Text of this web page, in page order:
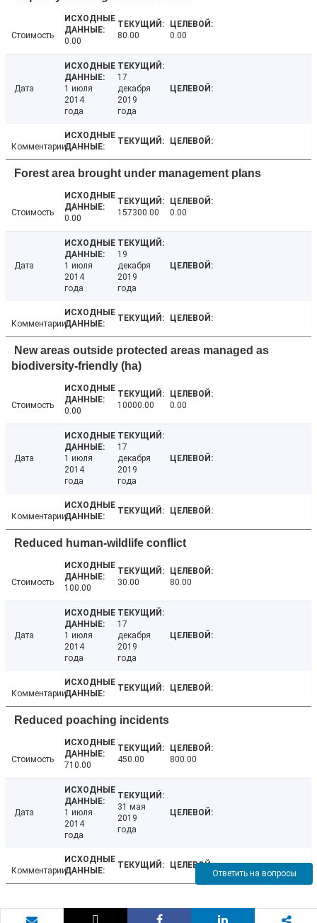
Стоимость
0.00
80.00 0.00
Дата
1 июля
2014
года
17
декабря
2019
года
Комментарии
Forest area brought under management plans
Стоимость
0.00
157300.00 0.00
Дата
1 июля
2014
года
19
декабря
2019
года
Комментарии
New areas outside protected areas managed as
biodiversity-friendly (ha)
Стоимость
0.00
10000.00 0.00
Дата
1 июля
2014
года
17
декабря
2019
года
Комментарии
Reduced human-wildlife conflict
Стоимость
100.00
30.00 80.00
Дата
1 июля
2014
года
17
декабря
2019
года
Комментарии
Reduced poaching incidents
Стоимость
710.00
450.00 800.00
Дата
1 июля
2014
года
31 мая
2019
года
Комментарии Ответить на вопросы